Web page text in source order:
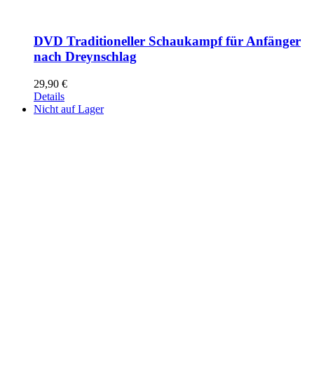
DVD Traditioneller Schaukampf für Anfänger
nach Dreynschlag
29,90 €
Details
Nicht auf Lager